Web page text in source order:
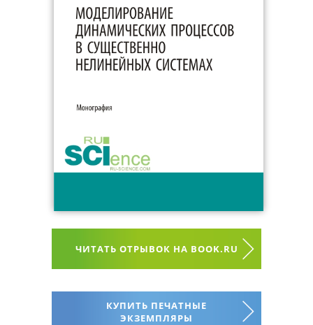
ЧИТАТЬ ОТРЫВОК НА BOOK.RU
КУПИТЬ ПЕЧАТНЫЕ
ЭКЗЕМПЛЯРЫ